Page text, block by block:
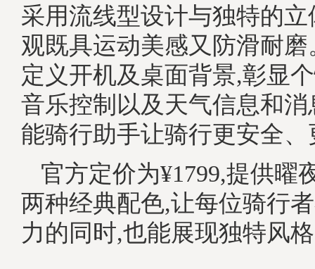
采用流线型设计与独特的
观既具运动美感又防滑耐
定义开机及桌面背景,彰显
音乐控制以及天气信息和
能骑行助手让骑行更安全、
官方定价为¥1799,提供曜
两种经典配色,让每位骑行
力的同时,也能展现独特风